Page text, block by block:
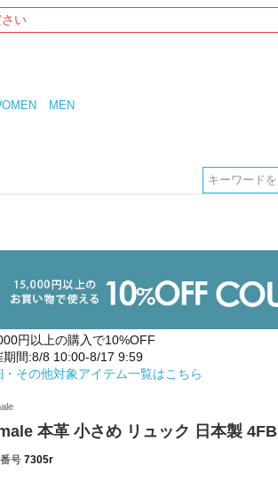
い
MEN
円以上の購入で10%OFF
期間:8/8 10:00-8/17 9:59
・その他対象アイテム一覧はこちら
本革 小さめ リュック 日本製 4FB
号 7305r